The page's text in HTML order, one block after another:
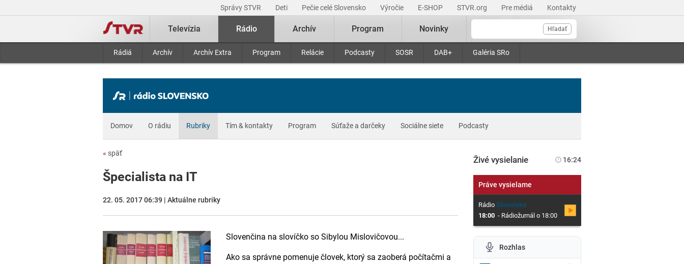
Správy STVR Deti Pečie celé Slovensko Výročie E-SHOP STVR.org Pre médiá Kontakty
Hľadať
Televízia Rádio
Rádiá Archív Archív Extra Program Relácie Podcasty SOSR DAB+ Galéria SRo
Archív Program Novinky
Domov O rádiu Rubriky Tím & kontakty Program Súťaže a darčeky Sociálne siete Podcasty
« späť
Špecialista na IT
22. 05. 2017 06:39 | Aktuálne rubriky
Slovenčina na slovíčko so Sibylou Mislovičovou...
Ako sa správne pomenuje človek, ktorý sa zaoberá počítačmi a
Živé vysielanie 16:24
Práve vysielame
RádioSlovensko
18:00 - Rádiožurnál o 18:00
Rozhlas